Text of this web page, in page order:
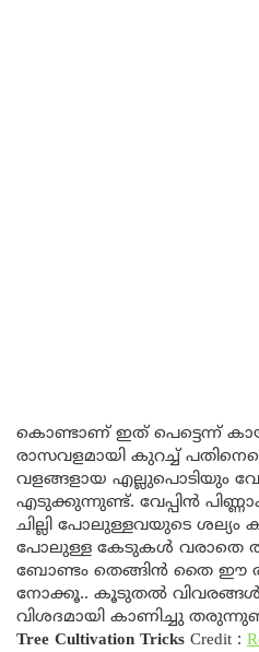
കൊണ്ടാണ് ഇത് പെട്ടെന്ന്
രാസവളമായി കുറച്ച്
വളങ്ങളായ എല്ലുപൊടിയും
എടുക്കുന്നുണ്ട്. വേപ്പിൻ
ചില്ലി പോലുള്ളവയുടെ
പോലുള്ള കേടുകൾ വരാതെ
ബോണ്ടം തെങ്ങിൻ തൈ ഈ
നോക്കൂ.. കൂടുതൽ
വിശദമായി കാണിച്ചു
Tree Cultivation Tricks Credit :